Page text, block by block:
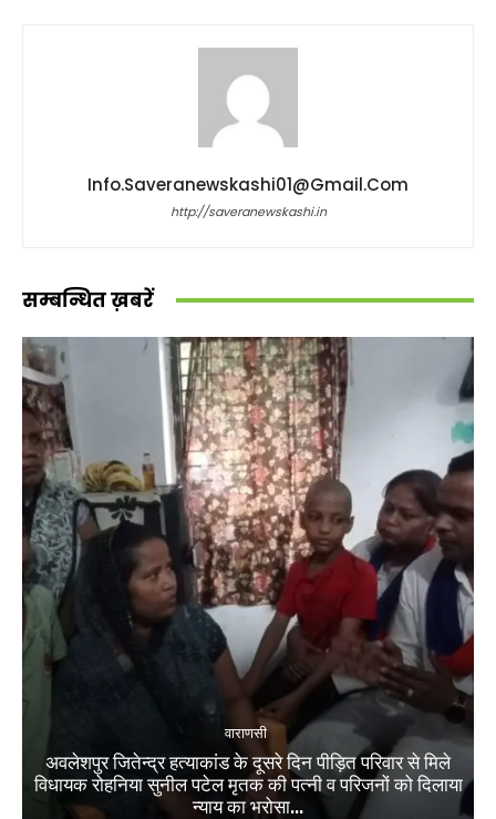
Info.saveranewskashi01@gmail.com
http://saveranewskashi.in
सम्बन्धित ख़बरें
वाराणसी
अवलेशपुर जितेन्द्र हत्याकांड के दूसरे दिन पीड़ित परिवार से मिले
विधायक रोहनिया सुनील पटेल मृतक की पत्नी व परिजनों को दिलाया
न्याय का भरोसा...